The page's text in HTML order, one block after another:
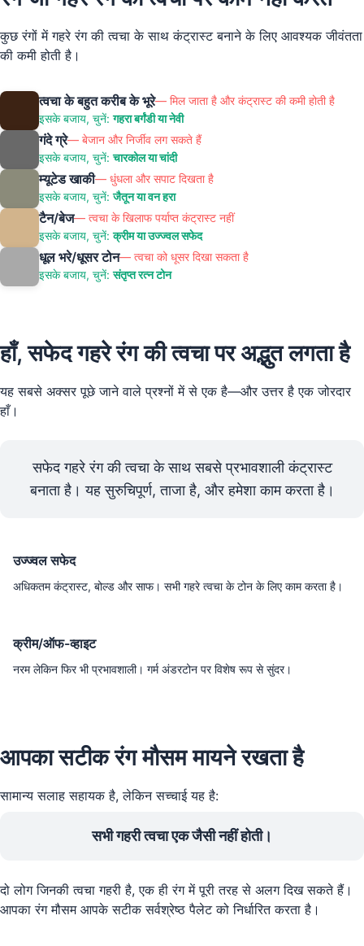
कुछ रंगों में गहरे रंग की त्वचा के साथ कंट्रास्ट बनाने के लिए आवश्यक जीवंतता
की कमी होती है।
त्वचा के बहुत करीब के भूरे— मिल जाता है और कंट्रास्ट की कमी होती है
इसके बजाय, चुनें: गहरा बर्गंडी या नेवी
गंदे ग्रे— बेजान और निर्जीव लग सकते हैं
इसके बजाय, चुनें: चारकोल या चांदी
म्यूटेड खाकी— धुंधला और सपाट दिखता है
इसके बजाय, चुनें: जैतून या वन हरा
टैन/बेज— त्वचा के खिलाफ पर्याप्त कंट्रास्ट नहीं
इसके बजाय, चुनें: क्रीम या उज्ज्वल सफेद
धूल भरे/धूसर टोन— त्वचा को धूसर दिखा सकता है
इसके बजाय, चुनें: संतृप्त रत्न टोन
हाँ, सफेद गहरे रंग की त्वचा पर अद्भुत लगता है
यह सबसे अक्सर पूछे जाने वाले प्रश्नों में से एक है—और उत्तर है एक जोरदार
हाँ।
सफेद गहरे रंग की त्वचा के साथ सबसे प्रभावशाली कंट्रास्ट
बनाता है। यह सुरुचिपूर्ण, ताजा है, और हमेशा काम करता है।
उज्ज्वल सफेद
अधिकतम कंट्रास्ट, बोल्ड और साफ। सभी गहरे त्वचा के टोन के लिए काम करता है।
क्रीम/ऑफ-व्हाइट
नरम लेकिन फिर भी प्रभावशाली। गर्म अंडरटोन पर विशेष रूप से सुंदर।
आपका सटीक रंग मौसम मायने रखता है
सामान्य सलाह सहायक है, लेकिन सच्चाई यह है:
सभी गहरी त्वचा एक जैसी नहीं होती।
दो लोग जिनकी त्वचा गहरी है, एक ही रंग में पूरी तरह से अलग दिख सकते हैं।
आपका रंग मौसम आपके सटीक सर्वश्रेष्ठ पैलेट को निर्धारित करता है।